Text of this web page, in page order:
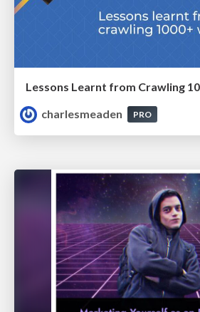
Lessons Learnt from Crawling
charlesmeaden
PRO